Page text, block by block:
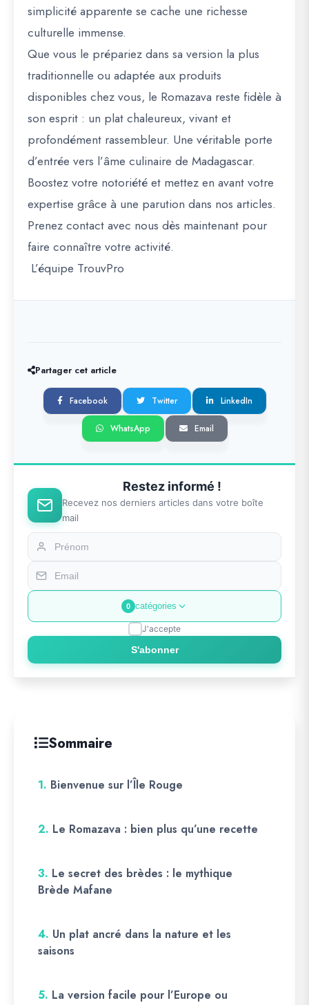
simplicité apparente se cache une richesse
culturelle immense.
Que vous le prépariez dans sa version la plus
traditionnelle ou adaptée aux produits
disponibles chez vous, le Romazava reste fidèle à
son esprit : un plat chaleureux, vivant et
profondément rassembleur. Une véritable porte
d’entrée vers l’âme culinaire de Madagascar.
Boostez votre notoriété et mettez en avant votre
expertise grâce à une parution dans nos articles.
Prenez contact avec nous dès maintenant pour
faire connaître votre activité.
L’équipe TrouvPro
Partager cet article
Facebook Twitter LinkedIn
WhatsApp Email
Restez informé !
Recevez nos derniers articles dans votre boîte
mail
0 catégories
J'accepte
S'abonner
Sommaire
1. Bienvenue sur l’Île Rouge
2. Le Romazava : bien plus qu’une recette
3. Le secret des brèdes : le mythique
Brède Mafane
4. Un plat ancré dans la nature et les
saisons
5. La version facile pour l’Europe ou